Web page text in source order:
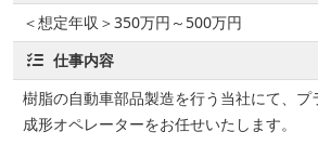
＜想定年収＞350万円～500万円
仕事内容
樹脂の自動車部品製造を行う当社にて、プ
成形オペレーターをお任せいたします。